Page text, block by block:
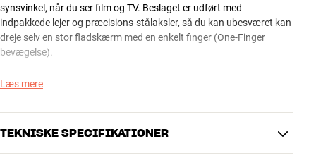
synsvinkel, når du ser film og TV. Beslaget er udført med
indpakkede lejer og præcisions-stålaksler, så du kan ubesværet kan
dreje selv en stor fladskærm med en enkelt finger (One-Finger
bevægelse).
LÆKKERT UDFØRT I ALLE DETALJER
funktionalitet. Beslaget monteres på væggen med et rundt dæksel,
Læs mere
TEKNISKE SPECIFIKATIONER